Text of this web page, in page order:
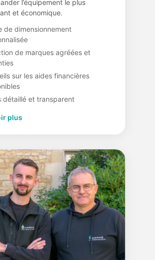
l’équipement le plus
et économique.
de dimensionnement
de marques agréées et
sur les aides financières
détaillé et transparent
plus